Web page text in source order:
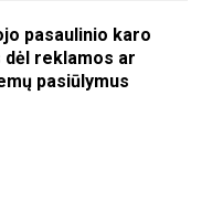
pasaulinio karo
reklamos ar
pasiūlymus